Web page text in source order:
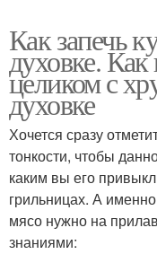
Как запечь
духовке.
целиком с
духовке
Хочется сразу
тонкости, чтобы
каким вы его
грильницах. А
мясо нужно на
знаниями: